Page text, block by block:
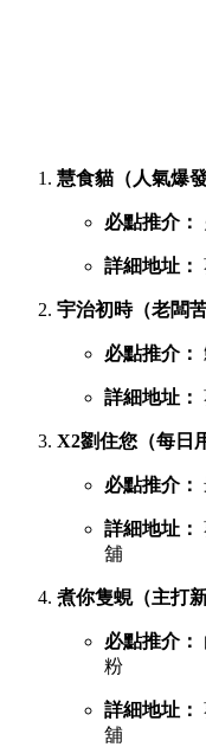
慧食貓（人氣爆
必點推介：
詳細地址：
宇治初時（老闆
必點推介：
詳細地址：
X2劉住您（每日
必點推介：
詳細地址：
舖
煮你隻蜆（主打
必點推介：
粉
詳細地址：
舖